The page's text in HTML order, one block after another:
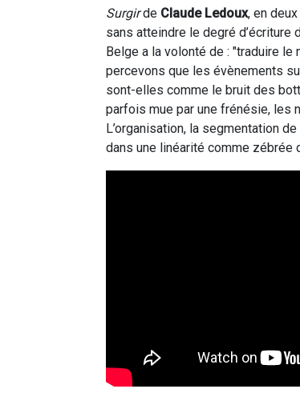
Surgirde Claude Ledoux, en
sans atteindre le degré d’écriture
Belge a la volonté de : "traduire
percevons que les évènements
sont-elles comme le bruit des
parfois mue par une frénésie, les
L’organisation, la segmentation
dans une linéarité comme